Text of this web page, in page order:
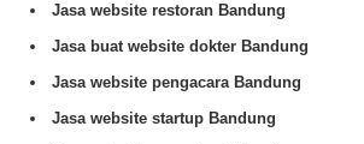
Jasa website restoran Bandung
Jasa buat website dokter Bandung
Jasa website pengacara Bandung
Jasa website startup Bandung